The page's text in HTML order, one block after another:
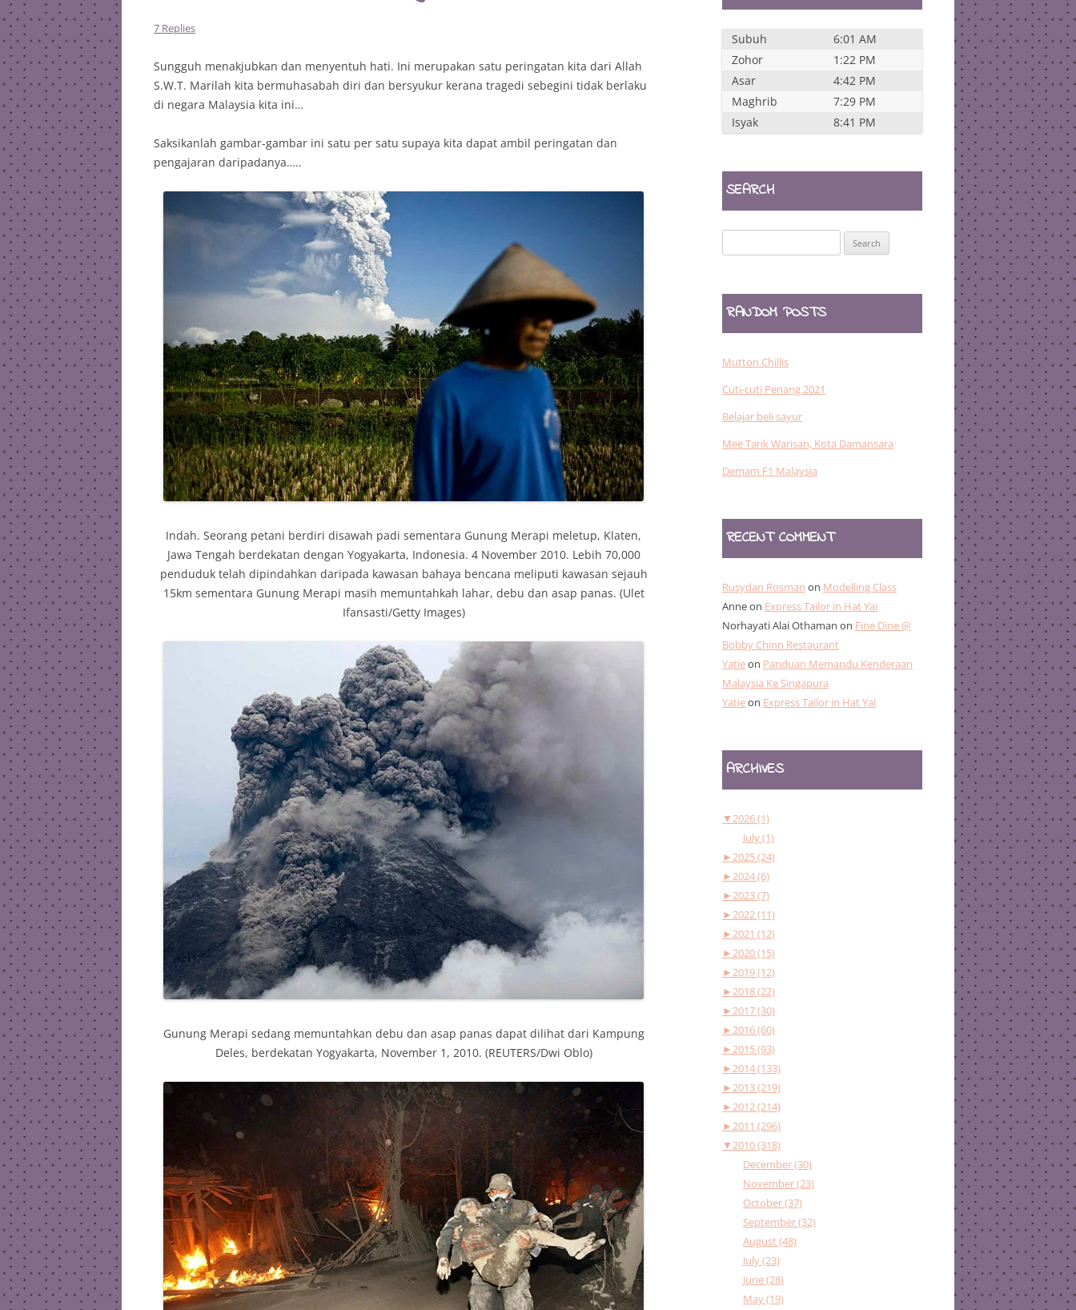
7 Replies
Sungguh menakjubkan dan menyentuh hati. Ini merupakan satu peringatan kita dari Allah
S.W.T. Marilah kita bermuhasabah diri dan bersyukur kerana tragedi sebegini tidak berlaku
di negara Malaysia kita ini…
Saksikanlah gambar-gambar ini satu per satu supaya kita dapat ambil peringatan dan
pengajaran daripadanya…..
Indah. Seorang petani berdiri disawah padi sementara Gunung Merapi meletup, Klaten,
Jawa Tengah berdekatan dengan Yogyakarta, Indonesia. 4 November 2010. Lebih 70,000
penduduk telah dipindahkan daripada kawasan bahaya bencana meliputi kawasan sejauh
15km sementara Gunung Merapi masih memuntahkah lahar, debu dan asap panas. (Ulet
Ifansasti/Getty Images)
Gunung Merapi sedang memuntahkan debu dan asap panas dapat dilihat dari Kampung
Deles, berdekatan Yogyakarta, November 1, 2010. (REUTERS/Dwi Oblo)
Subuh
6:01 AM
Zohor
1:22 PM
Asar
4:42 PM
Maghrib
7:29 PM
Isyak
8:41 PM
SEARCH
for:
RANDOM POSTS
Mutton Chillis
Cuti-cuti Penang 2021
Belajar beli sayur
Mee Tarik Warisan, Kota Damansara
Demam F1 Malaysia
RECENT COMMENT
Rusydan Rosman on Modelling Class
Anneon Express Tailor in Hat Yai
Norhayati Alai Othaman on Fine Dine @
Bobby Chinn Restaurant
Yatieon Panduan Memandu Kenderaan
Malaysia Ke Singapura
Yatieon Express Tailor in Hat Yai
ARCHIVES
▼2026 (1)
July (1)
►2025 (24)
►2024 (6)
►2023 (7)
►2022 (11)
►2021 (12)
►2020 (15)
►2019 (12)
►2018 (22)
►2017 (30)
►2016 (60)
►2015 (93)
►2014 (133)
►2013 (219)
►2012 (214)
►2011 (296)
▼2010 (318)
December (30)
November (23)
October (37)
September (32)
August (48)
July (23)
June (28)
May (19)